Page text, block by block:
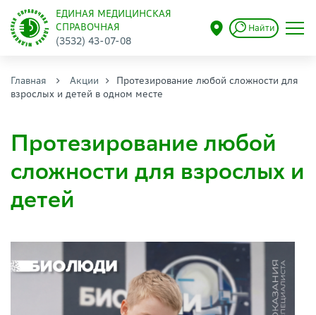
ЕДИНАЯ МЕДИЦИНСКАЯ
СПРАВОЧНАЯ
(3532) 43-07-08
Найти
Главная Акции
Протезирование любой сложности для
взрослых и детей в одном месте
Протезирование любой
сложности для взрослых и
детей